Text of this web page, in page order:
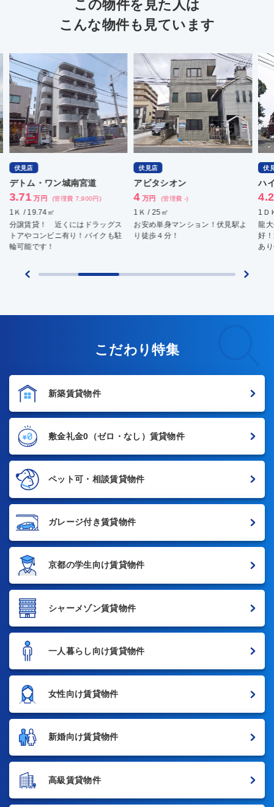
この物件を見た人は
こんな物件も見ています
伏見店
デトム・ワン城南宮道
3.71 万円 (管理費 7,900円)
1Ｋ / 19.74㎡
分譲賃貸！ 近くにはドラッグス
トアやコンビニ有り！バイクも駐
輪可能です！
伏見店
アビタシオン
4 万円 (管理費 -)
1Ｋ / 25㎡
お安め単身マンション！伏見駅よ
り徒歩４分！
伏
ハ
4.2
1Ｄ
龍
好
あ
こだわり特集
新築賃貸物件
敷金礼金0 （ゼロ・なし）賃貸物件
ペット可・相談賃貸物件
ガレージ付き賃貸物件
京都の学生向け賃貸物件
シャーメゾン賃貸物件
一人暮らし向け賃貸物件
女性向け賃貸物件
新婚向け賃貸物件
高級賃貸物件